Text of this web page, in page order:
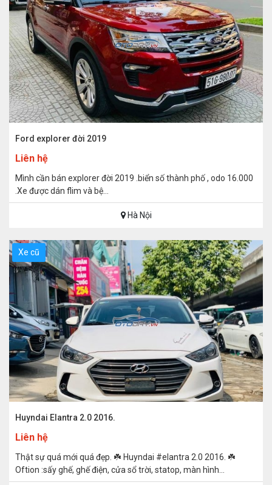
Ford explorer đời 2019
Liên hệ
Mình cần bán explorer đời 2019 .biển số thành phố , odo 16.000
.Xe được dán flim và bệ...
Hà Nội
Xe cũ
Huyndai Elantra 2.0 2016.
Liên hệ
Thật sự quá mới quá đẹp. ☘️ Huyndai #elantra 2.0 2016. ☘️
Oftion :sấy ghế, ghế điện, cửa sổ trời, statop, màn hình...